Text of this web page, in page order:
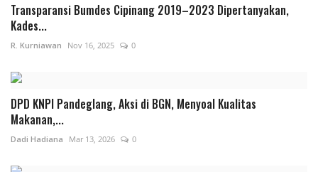
Transparansi Bumdes Cipinang 2019–2023 Dipertanyakan,
Kades...
R. Kurniawan Nov 16, 2025 0
DPD KNPI Pandeglang, Aksi di BGN, Menyoal Kualitas
Makanan,...
Dadi Hadiana Mar 13, 2026 0